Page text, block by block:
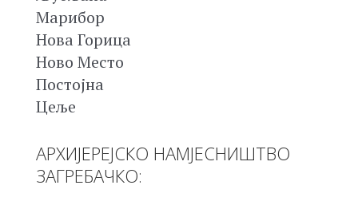
Марибор
Нова Горица
Ново Место
Постојна
Цеље
АРХИЈЕРЕЈСКО НАМЈЕСНИШТВО
ЗАГРЕБАЧКО: